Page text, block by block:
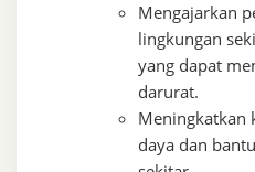
Mengajarkan
lingkungan
yang dapat
darurat.
Meningkatkan
daya dan